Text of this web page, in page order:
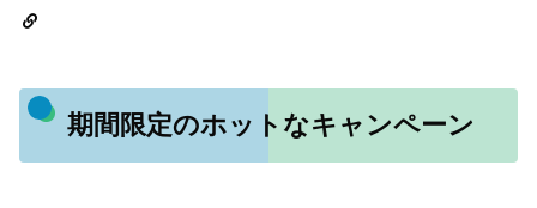
期間限定のホットなキャンペーン